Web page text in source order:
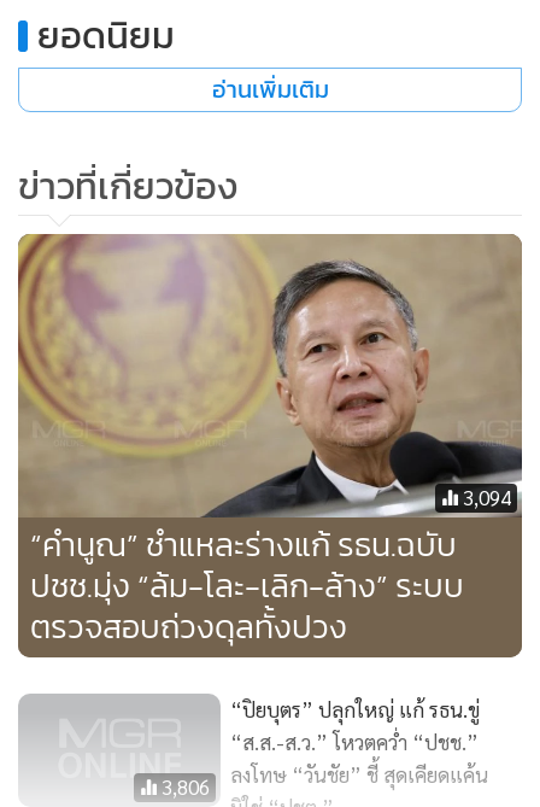
สอบผู้ดำรงตำแหน่งในองค์กรอิสระว่าสิทธิริเริ่มมาจากประชาชน
2 หมื่นคน หรือ ส.ส.จำนวน 1 ใน 4 และต้องผ่านมติของสภา 3
ใน 5 แล้วส่งไปยังศาลฎีกาแผนกคดีอาญาฯ ซึ่งถือว่าดี แต่ปัญหา
หรือไม่
นอกจากนี้ ยังมีการเซตซีโร่ศาล รธน.และองค์กรอิสระทั้งหมด
แล้วให้สภาผู้แทนฯคัดเลือกทุกแห่ง โดยโครงสร้างจะมีสัดส่วน
เสียงข้างมาก จากผู้ได้รับการเสนอชื่อจาก ส.ส. และเพิ่ม
บทบัญญัติถอดถอนประธานศาล รธน. ประธานศาลฎีกา
ประธานศาลปกครองสูงสุด ตุลาการศาล รธน. ผู้พิพากษาศาล
ฎีกา และตุลาการศาลปกครองสูงสุด โดยสภาผู้แทนฯเป็นผู้ริเริ่ม
หรือประชาชนจำนวน 2 หมื่นคน โดยมีองค์คณะผู้พิจารณา
ถอดถอน 7 คน เป็นผู้ตัดสิน ที่มาจากคนนอกและสภาผู้แทนฯ
และหากองค์คณะไม่ถอดถอนสภาผู้แทนฯ ยังสามารถหยิบมา
พิจารณาถอดถอนได้อีกโดยใช้มติ 3 ใน 4
ยอดนิยม
อ่านเพิ่มเติม
ข่าวที่เกี่ยวข้อง
3,094
“คำนูณ” ชำแหละร่างแก้ รธน.ฉบับ
ปชช.มุ่ง “ล้ม-โละ-เลิก-ล้าง” ระบบ
ตรวจสอบถ่วงดุลทั้งปวง
3,806
“ปิยบุตร” ปลุกใหญ่ แก้ รธน.ขู่
“ส.ส.-ส.ว.” โหวตคว่ำ “ปชช.”
ลงโทษ “วันชัย” ชี้ สุดเคียดแค้น